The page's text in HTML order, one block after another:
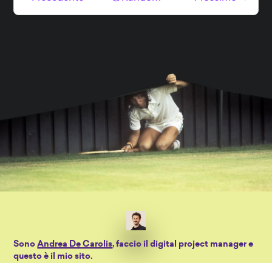
SonoAndrea De Carolis, faccio il digital project manager e
questo è il mio sito.